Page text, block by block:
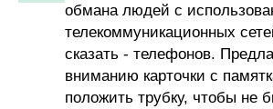
обмана людей с
телекоммуникационных
сказать - телефонов.
вниманию карточки с
положить трубку, чтобы не